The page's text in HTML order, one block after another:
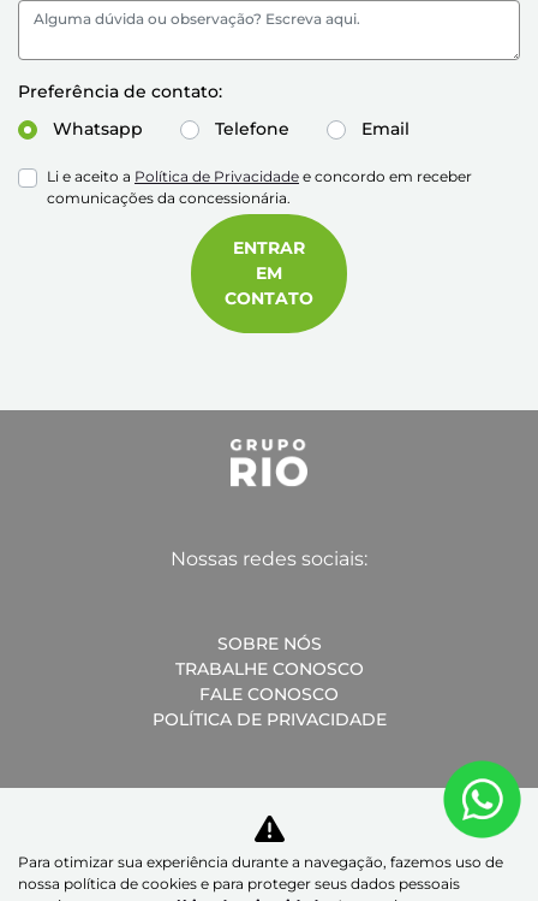
Preferência de contato:
Whatsapp
Telefone Email
Li e aceito a Política de Privacidade e concordo em receber
comunicações da concessionária.
ENTRAR
EM
CONTATO
Nossas redes sociais:
SOBRE NÓS
TRABALHE CONOSCO
FALE CONOSCO
POLÍTICA DE PRIVACIDADE
Desacelere. Seu bem maior é a vida.
Para otimizar sua experiência durante a navegação, fazemos uso de
nossa política de cookies e para proteger seus dados pessoais